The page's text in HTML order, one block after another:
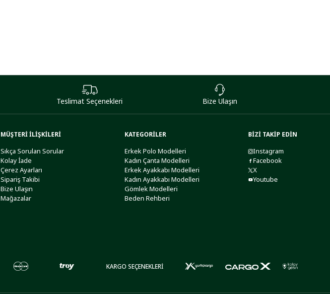
Teslimat Seçenekleri Bize Ulaşın
MÜŞTERİ İLİŞKİLERİ
Sıkça Sorulan Sorular
Kolay İade
Çerez Ayarları
Sipariş Takibi
Bize Ulaşın
Mağazalar
KATEGORİLER
Erkek Polo Modelleri
Kadın Çanta Modelleri
Erkek Ayakkabı Modelleri
Kadın Ayakkabı Modelleri
Gömlek Modelleri
Beden Rehberi
BİZİ TAKİP EDİN
Instagram
Facebook
X
Youtube
KARGO SEÇENEKLERİ